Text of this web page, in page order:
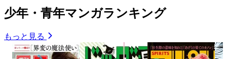
少年・青年マンガランキング
もっと見る